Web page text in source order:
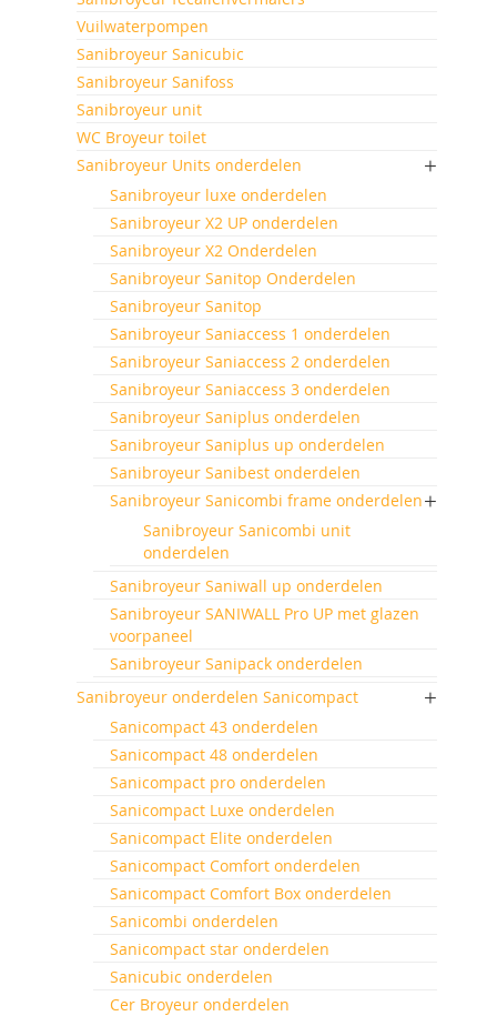
Vuilwaterpompen
Sanibroyeur Sanicubic
Sanibroyeur Sanifoss
Sanibroyeur unit
WC Broyeur toilet
Sanibroyeur Units onderdelen
Sanibroyeur luxe onderdelen
Sanibroyeur X2 UP onderdelen
Sanibroyeur X2 Onderdelen
Sanibroyeur Sanitop Onderdelen
Sanibroyeur Sanitop
Sanibroyeur Saniaccess 1 onderdelen
Sanibroyeur Saniaccess 2 onderdelen
Sanibroyeur Saniaccess 3 onderdelen
Sanibroyeur Saniplus onderdelen
Sanibroyeur Saniplus up onderdelen
Sanibroyeur Sanibest onderdelen
Sanibroyeur Sanicombi frame onderdelen
Sanibroyeur Sanicombi unit
onderdelen
Sanibroyeur Saniwall up onderdelen
Sanibroyeur SANIWALL Pro UP met glazen
voorpaneel
Sanibroyeur Sanipack onderdelen
Sanibroyeur onderdelen Sanicompact
Sanicompact 43 onderdelen
Sanicompact 48 onderdelen
Sanicompact pro onderdelen
Sanicompact Luxe onderdelen
Sanicompact Elite onderdelen
Sanicompact Comfort onderdelen
Sanicompact Comfort Box onderdelen
Sanicombi onderdelen
Sanicompact star onderdelen
Sanicubic onderdelen
Cer Broyeur onderdelen